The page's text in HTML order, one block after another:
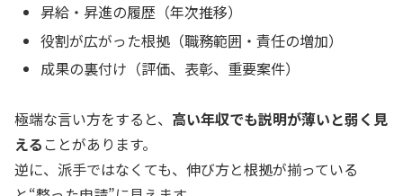
昇給・昇進の履歴（年次推移）
役割が広がった根拠（職務範囲・責任の増加）
成果の裏付け（評価、表彰、重要案件）
極端な言い方をすると、 高い年収でも説明が薄いと弱く見
える ことがあります。
逆に、派手ではなくても、伸び方と根拠が揃っている